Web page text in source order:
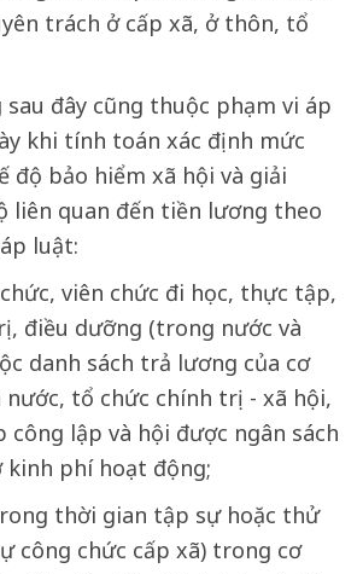
trách ở cấp xã, ở thôn, tổ
sau đây cũng thuộc phạm vi áp
khi tính toán xác định mức
độ bảo hiểm xã hội và giải
liên quan đến tiền lương theo
luật:
viên chức đi học, thực tập,
điều dưỡng (trong nước và
danh sách trả lương của cơ
nước, tổ chức chính trị - xã hội,
công lập và hội được ngân sách
kinh phí hoạt động;
thời gian tập sự hoặc thử
công chức cấp xã) trong cơ